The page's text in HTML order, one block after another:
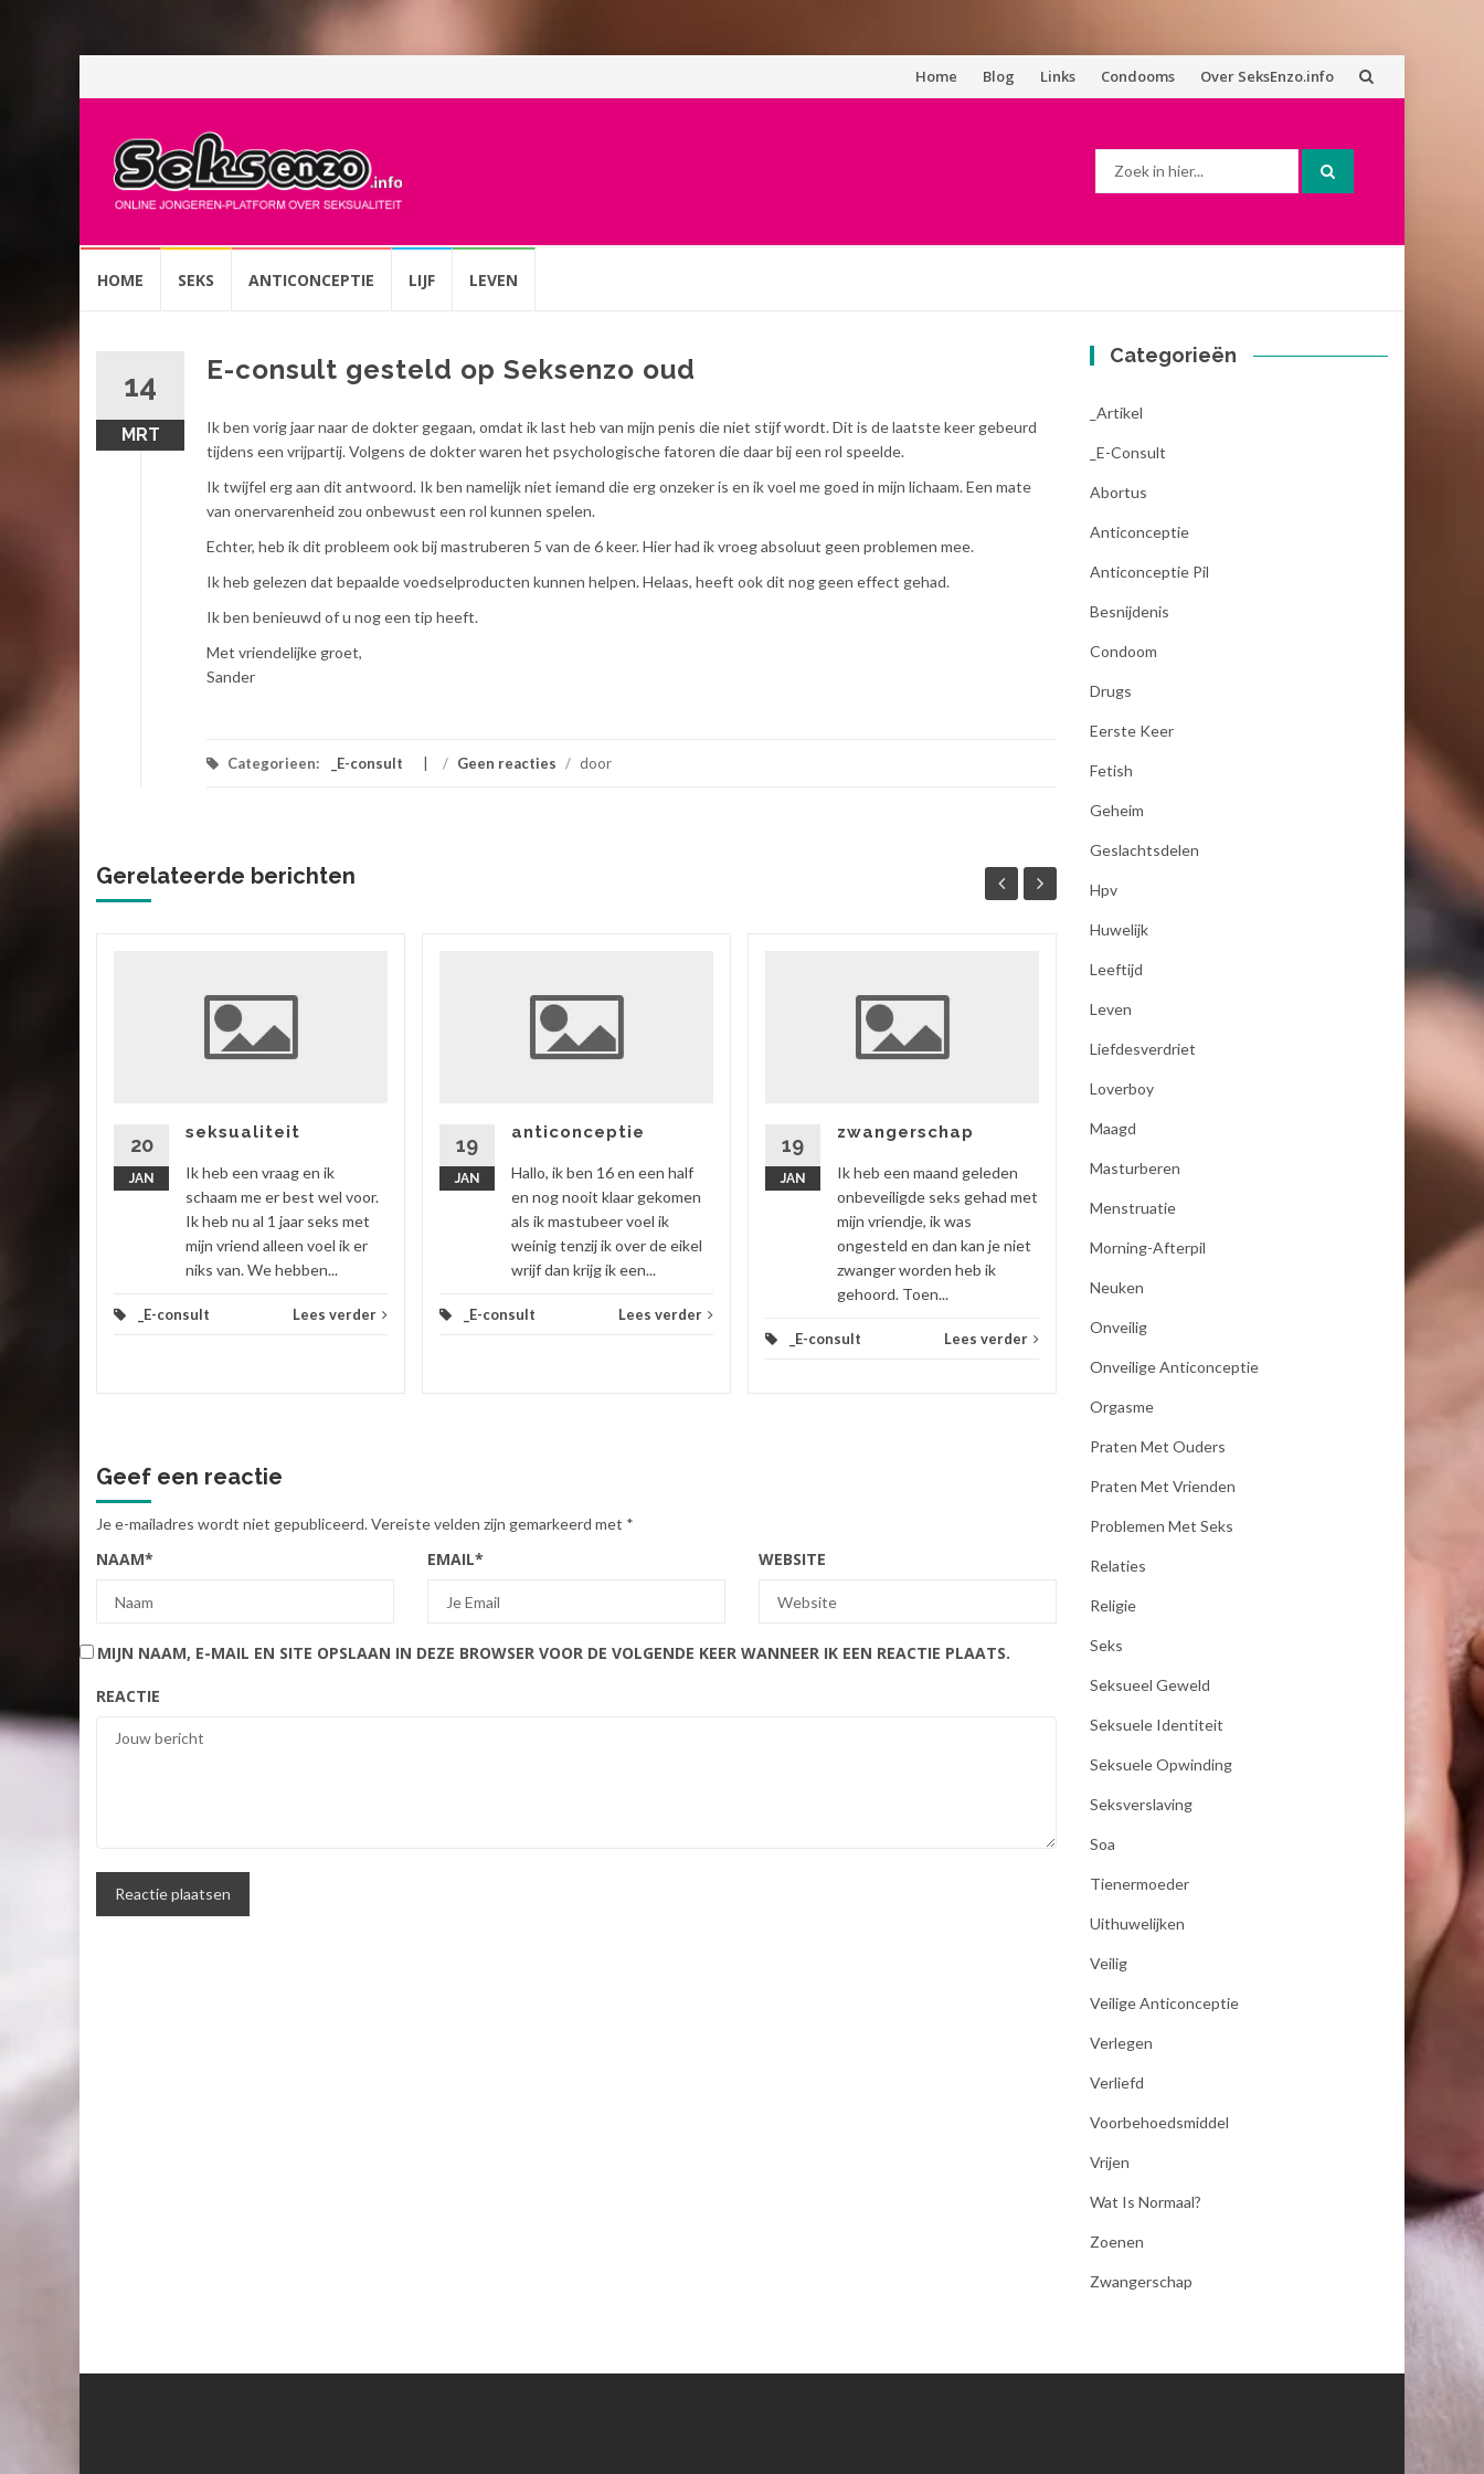
Spring
Home Blog Links Condooms Over SeksEnzo.info
naarHOME SEKS ANTICONCEPTIE LIJF LEVEN
14
MRT
E-consult gesteld op Seksenzo oud
Ik ben vorig jaar naar de dokter gegaan, omdat ik last heb van mijn penis die niet stijf wordt. Dit is de laatste keer gebeurd
tijdens een vrijpartij. Volgens de dokter waren het psychologische fatoren die daar bij een rol speelde.
Ik twijfel erg aan dit antwoord. Ik ben namelijk niet iemand die erg onzeker is en ik voel me goed in mijn lichaam. Een mate
van onervarenheid zou onbewust een rol kunnen spelen.
Echter, heb ik dit probleem ook bij mastruberen 5 van de 6 keer. Hier had ik vroeg absoluut geen problemen mee.
Ik heb gelezen dat bepaalde voedselproducten kunnen helpen. Helaas, heeft ook dit nog geen effect gehad.
Ik ben benieuwd of u nog een tip heeft.
Met vriendelijke groet,
Sander
Categorieen: _E-consult / Geen reacties / door
Gerelateerde berichten
20
JAN
seksualiteit
Ik heb een vraag en ik
schaam me er best wel voor.
Ik heb nu al 1 jaar seks met
mijn vriend alleen voel ik er
niks van. We hebben...
_E-consult Lees verder
19
JAN
anticonceptie
Hallo, ik ben 16 en een half
en nog nooit klaar gekomen
als ik mastubeer voel ik
weinig tenzij ik over de eikel
wrijf dan krijg ik een...
_E-consult Lees verder
19
JAN
zwangerschap
Ik heb een maand geleden
onbeveiligde seks gehad met
mijn vriendje, ik was
ongesteld en dan kan je niet
zwanger worden heb ik
gehoord. Toen...
_E-consult Lees verder
dan moet zij koude handen
19
Geef een reactie
Je e-mailadres wordt niet gepubliceerd.Vereiste velden zijn gemarkeerd met *
NAAM* EMAIL* WEBSITE
MIJN NAAM, E-MAIL EN SITE OPSLAAN IN DEZE BROWSER VOOR DE VOLGENDE KEER WANNEER IK EEN REACTIE PLAATS.
REACTIE
Categorieën
_Artikel
_E-Consult
Abortus
Anticonceptie
Anticonceptie Pil
Besnijdenis
Condoom
Drugs
Eerste Keer
Fetish
Geheim
Geslachtsdelen
Hpv
Huwelijk
Leeftijd
Leven
Liefdesverdriet
Loverboy
Maagd
Masturberen
Menstruatie
Morning-Afterpil
Neuken
Onveilig
Onveilige Anticonceptie
Orgasme
Praten Met Ouders
Praten Met Vrienden
Problemen Met Seks
Relaties
Religie
Seks
Seksueel Geweld
Seksuele Identiteit
Seksuele Opwinding
Seksverslaving
Soa
Tienermoeder
Uithuwelijken
Veilig
Veilige Anticonceptie
Verlegen
Verliefd
Voorbehoedsmiddel
Vrijen
Wat Is Normaal?
Zoenen
Zwangerschap